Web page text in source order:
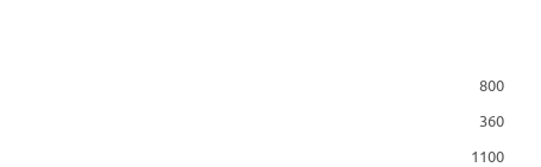
800
360
1100